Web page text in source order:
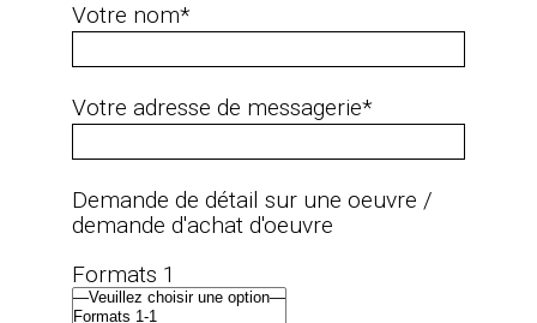
Français
English
Mentions légales
Votre nom*
Votre adresse de messagerie*
Demande de détail sur une oeuvre /
demande d'achat d'oeuvre
Formats 1